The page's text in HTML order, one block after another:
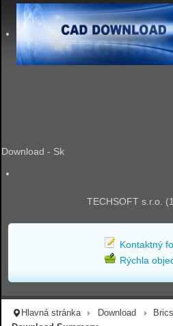
Download - Sk
TECHSOFT s.r.o.
Kontaktný
Rýchla
Hlavná stránka Download